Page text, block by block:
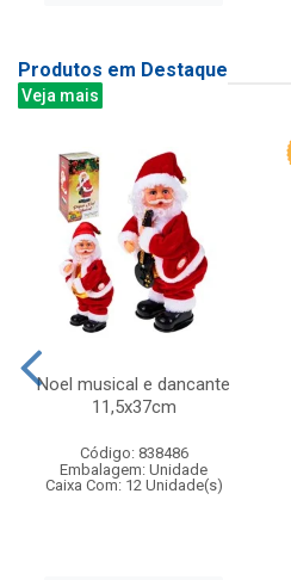
Produtos em Destaque
Veja mais
Noel musical e dancante
11,5x37cm
Código: 838486
Embalagem: Unidade
Caixa Com: 12 Unidade(s)